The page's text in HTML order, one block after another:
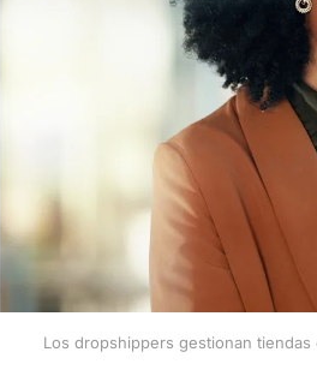
Los dropshippers gestionan